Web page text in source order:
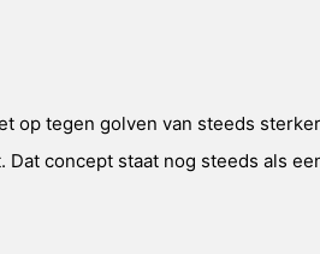
op tegen golven van steeds
concept staat nog steeds als